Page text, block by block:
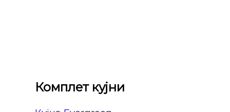
Комплет кујни